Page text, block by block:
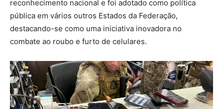
reconhecimento nacional e foi adotado como política
pública em vários outros Estados da Federação,
destacando-se como uma iniciativa inovadora no
combate ao roubo e furto de celulares.